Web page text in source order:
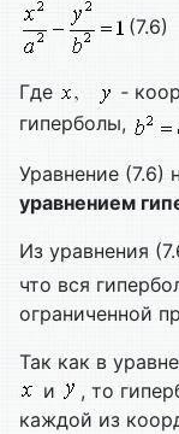
(7.6)
Где
‑
гиперболы,
Уравнение (7.6)
уравнением
Из уравнения
что вся
ограниченной
Так как в
и
, то
каждой из